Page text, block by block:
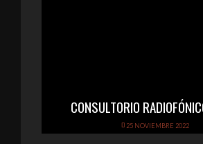
CONSULTORIO
25 NOVIEMBRE 2022